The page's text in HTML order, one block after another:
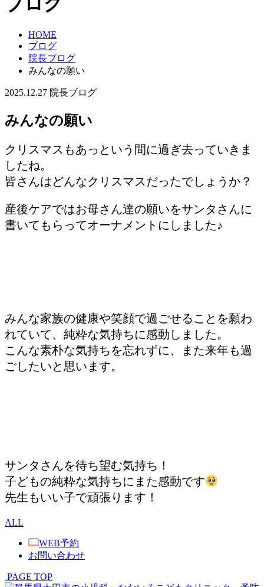
HOME
ブログ
院長ブログ
みんなの願い
2025.12.27 院長ブログ
みんなの願い
クリスマスもあっという間に過ぎ去っていきま
したね。
皆さんはどんなクリスマスだったでしょうか？
産後ケアではお母さん達の願いをサンタさんに
書いてもらってオーナメントにしました♪
みんな家族の健康や笑顔で過ごせることを願わ
れていて、純粋な気持ちに感動しました。
こんな素朴な気持ちを忘れずに、また来年も過
ごしたいと思います。
サンタさんを待ち望む気持ち！
子どもの純粋な気持ちにまた感動です
先生もいい子で頑張ります！
ALL
WEB予約
お問い合わせ
PAGE TOP